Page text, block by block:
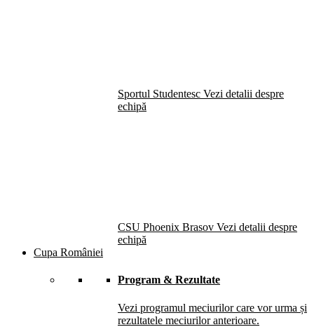
Sportul Studentesc Vezi detalii despre
echipă
CSU Phoenix Brasov Vezi detalii despre
echipă
Cupa României
Program & Rezultate
Vezi programul meciurilor care vor urma și
rezultatele meciurilor anterioare.